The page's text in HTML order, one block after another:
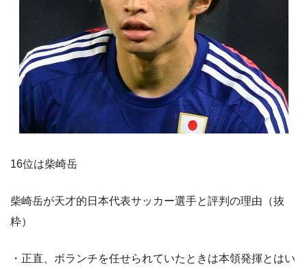
16位は柴崎岳
柴崎岳が天才的日本代表サッカー選手と評判の理由（抜
粋）
・正直、ボランチを任せられていたときは本領発揮とはい